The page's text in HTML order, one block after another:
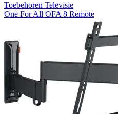
Toebehoren Televisie
One For All OFA 8 Remote